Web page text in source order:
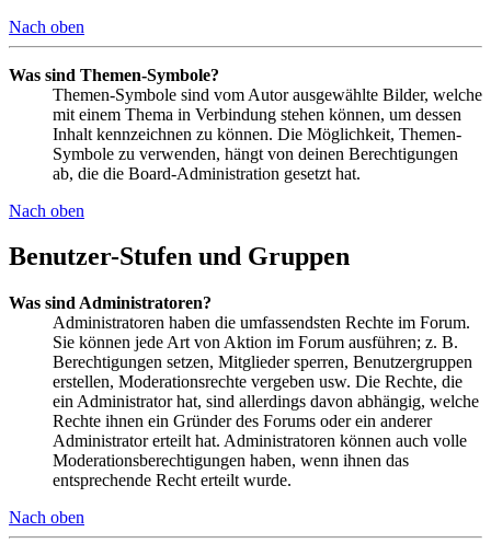
Nach oben
Was sind Themen-Symbole?
Themen-Symbole sind vom Autor ausgewählte Bilder, welche
mit einem Thema in Verbindung stehen können, um dessen
Inhalt kennzeichnen zu können. Die Möglichkeit, Themen-
Symbole zu verwenden, hängt von deinen Berechtigungen
ab, die die Board-Administration gesetzt hat.
Nach oben
Benutzer-Stufen und Gruppen
Was sind Administratoren?
Administratoren haben die umfassendsten Rechte im Forum.
Sie können jede Art von Aktion im Forum ausführen; z. B.
Berechtigungen setzen, Mitglieder sperren, Benutzergruppen
erstellen, Moderationsrechte vergeben usw. Die Rechte, die
ein Administrator hat, sind allerdings davon abhängig, welche
Rechte ihnen ein Gründer des Forums oder ein anderer
Administrator erteilt hat. Administratoren können auch volle
Moderationsberechtigungen haben, wenn ihnen das
entsprechende Recht erteilt wurde.
Nach oben